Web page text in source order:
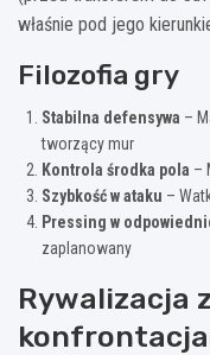
właśnie pod jego
Filozofia gry
Stabilna defensywa –
tworzący mur
Kontrola środka pola –
Szybkość w ataku –
Pressing w
zaplanowany
Rywalizacja